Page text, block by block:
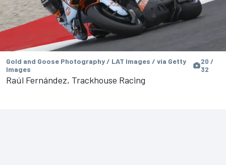
Gold and Goose Photography / LAT Images / via Getty
Images
20 /
32
Raúl Fernández, Trackhouse Racing